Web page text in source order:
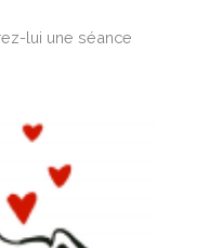
lui une séance